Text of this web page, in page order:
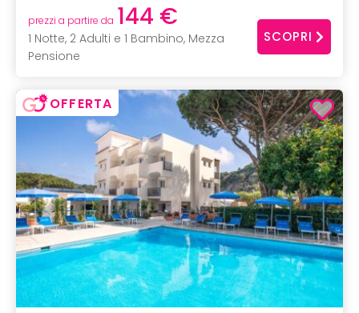
prezzi a partire da 144 €
1 Notte, 2 Adulti e 1 Bambino, Mezza
Pensione
SCOPRI
OFFERTA